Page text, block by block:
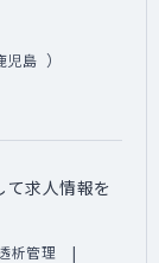
児島 ）
て求人情報を
析管理